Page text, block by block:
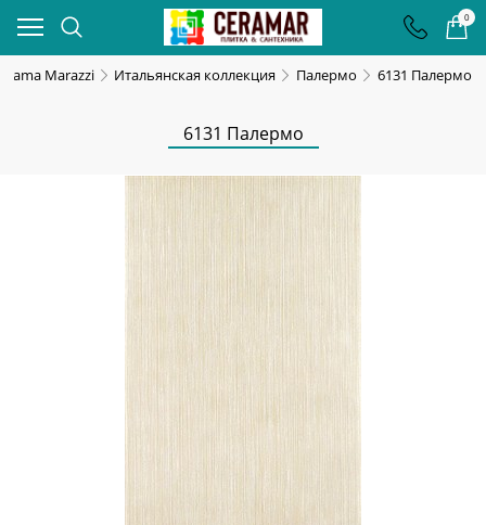
0
Marazzi Итальянская коллекция Палермо 6131 Палермо
6131 Палермо